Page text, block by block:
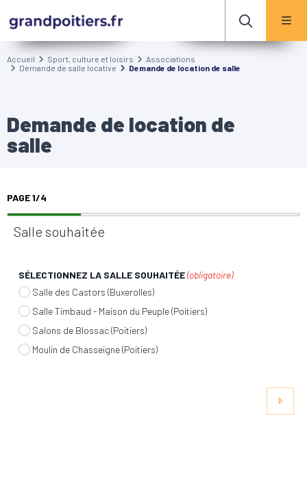
Accueil Sport, culture et loisirs
Associations
Demande de salle locative
Demande de location de salle
Demande de location de
salle
PAGE1/4
Salle souhaitée
SÉLECTIONNEZ LA SALLE SOUHAITÉE(obligatoire)
Salle des Castors (Buxerolles)
Salle Timbaud - Maison du Peuple (Poitiers)
Salons de Blossac (Poitiers)
Moulin de Chasseigne (Poitiers)